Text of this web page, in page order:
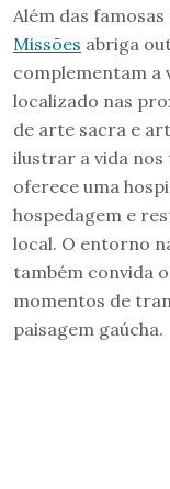
Além das
Missões abriga
complementam a
localizado nas
de arte sacra e
ilustrar a vida nos
oferece uma
hospedagem e
local. O entorno
também convida
momentos de
paisagem gaúcha.